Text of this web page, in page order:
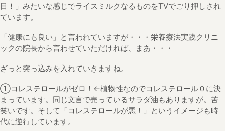
目！」みたいな感じでライスミルクなるものをTVでごり押しされ
ています。
「健康にも良い」と言われていますが・・・栄養療法実践クリニ
ックの院長から言わせていただければ、まあ・・・
ざっと突っ込みを入れていきますね。
①コレステロールがゼロ！←植物性なのでコレステロール０に決
まっています。同じ文言で売っているサラダ油もありますが。苦
笑いです。そして「コレステロールが悪！」というイメージも時
代に逆行しています。